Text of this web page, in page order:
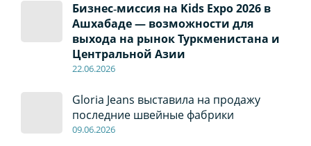
Бизнес‑миссия на Kids Expo 2026 в
Ашхабаде — возможности для
выхода на рынок Туркменистана и
Центральной Азии
22.06.2026
Gloria Jeans выставила на продажу
последние швейные фабрики
09.06.2026